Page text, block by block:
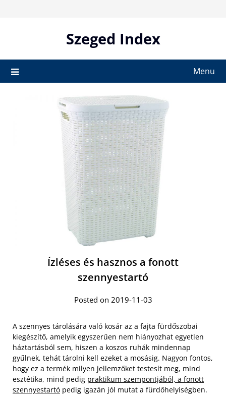
Szeged Index
Menu
Ízléses és hasznos a fonott
szennyestartó
Posted on 2019-11-03
A szennyes tárolására való kosár az a fajta fürdőszobai
kiegészítő, amelyik egyszerűen nem hiányozhat egyetlen
háztartásból sem, hiszen a koszos ruhák mindennap
gyűlnek, tehát tárolni kell ezeket a mosásig. Nagyon fontos,
hogy ez a termék milyen jellemzőket testesít meg, mind
esztétika, mind pedig praktikum szempontjából, a fonott
szennyestartó pedig igazán jól mutat a fürdőhelyiségben.